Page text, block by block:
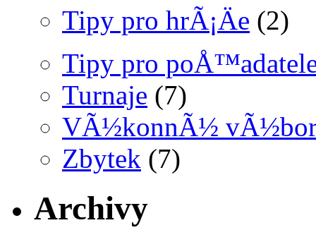
Tipy pro hrÃ¡Äe (2)
Tipy pro
Turnaje (7)
VÃ½konnÃ½
Zbytek (7)
Archivy